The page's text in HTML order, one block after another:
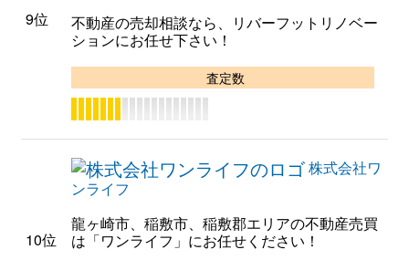
9位
不動産の売却相談なら、リバーフットリノベー
ションにお任せ下さい！
査定数
10位
株式会社ワ
ンライフ
龍ヶ崎市、稲敷市、稲敷郡エリアの不動産売買
は「ワンライフ」にお任せください！